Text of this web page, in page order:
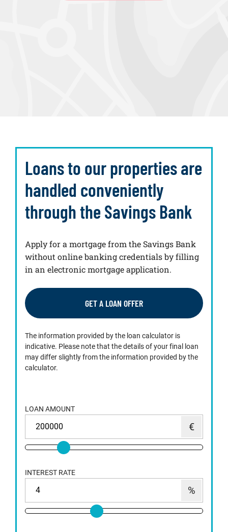
Loans to our properties are
handled conveniently
through the Savings Bank
Apply for a mortgage from the Savings Bank
without online banking credentials by filling
in an electronic mortgage application.
GET A LOAN OFFER
The information provided by the loan calculator is
indicative. Please note that the details of your final loan
may differ slightly from the information provided by the
calculator.
LOAN AMOUNT
INTEREST RATE